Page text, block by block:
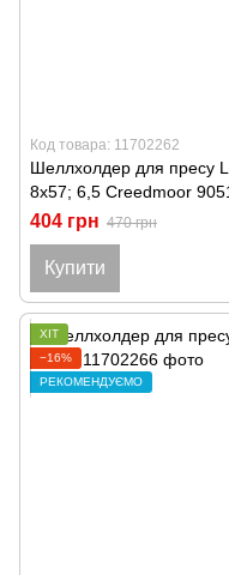
Код товара: 11702262
Шеллхолдер для пресу
8x57; 6,5 Creedmoor
404 грн 470 грн
Купити
ХІТ
−16%
РЕКОМЕНДУЄМО